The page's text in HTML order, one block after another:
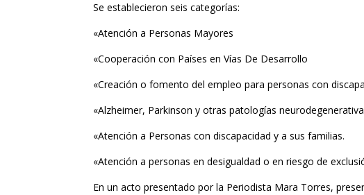
Se establecieron seis categorías:
«Atención a Personas Mayores
«Cooperación con Países en Vías De Desarrollo
«Creación o fomento del empleo para personas con
«Alzheimer, Parkinson y otras patologías
«Atención a Personas con discapacidad y a sus familias.
«Atención a personas en desigualdad o en riesgo de
En un acto presentado por la Periodista Mara Torres,